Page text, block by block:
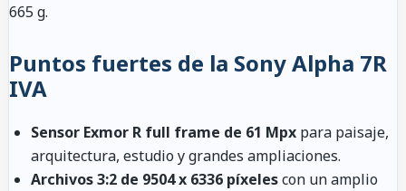
665 g.
Puntos fuertes de la Sony Alpha 7R
IVA
Sensor Exmor R full frame de 61 Mpx para paisaje,
arquitectura, estudio y grandes ampliaciones.
Archivos 3:2 de 9504 x 6336 píxelescon un amplio